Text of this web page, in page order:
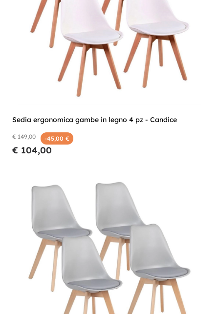
Sedia ergonomica gambe in legno 4 pz - Candice
€ 149,00 -45,00 €
€ 104,00